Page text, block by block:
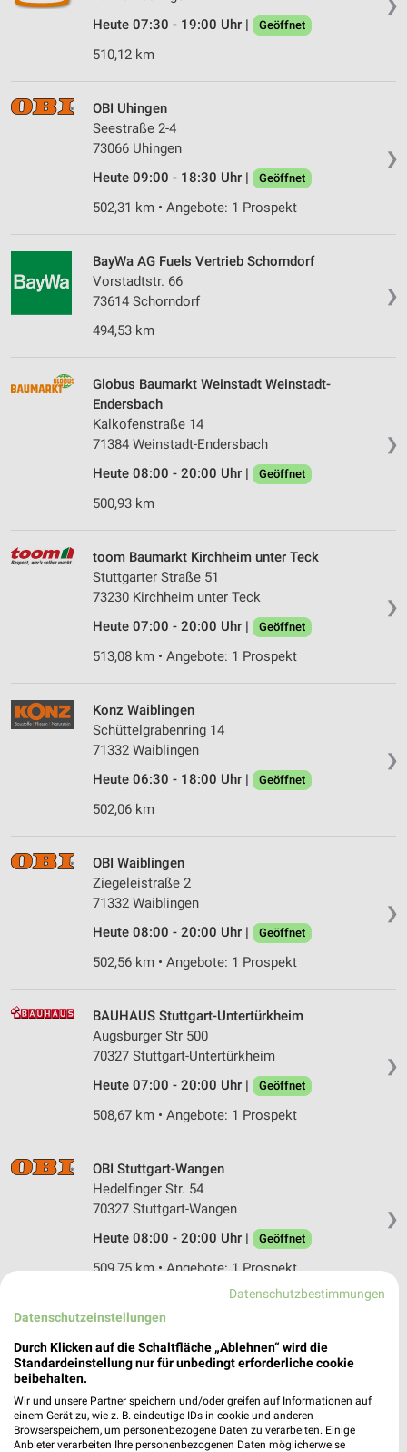
❯
Heute 07:30 - 19:00 Uhr |
Geöffnet
510,12 km
❯
OBI Uhingen
Seestraße 2-4
73066 Uhingen
Heute 09:00 - 18:30 Uhr |
Geöffnet
502,31 km • Angebote: 1 Prospekt
❯
BayWa AG Fuels Vertrieb Schorndorf
Vorstadtstr. 66
73614 Schorndorf
494,53 km
❯
Globus Baumarkt Weinstadt Weinstadt-
Endersbach
Kalkofenstraße 14
71384 Weinstadt-Endersbach
Heute 08:00 - 20:00 Uhr |
Geöffnet
500,93 km
❯
toom Baumarkt Kirchheim unter Teck
Stuttgarter Straße 51
73230 Kirchheim unter Teck
Heute 07:00 - 20:00 Uhr |
Geöffnet
513,08 km • Angebote: 1 Prospekt
❯
Konz Waiblingen
Schüttelgrabenring 14
71332 Waiblingen
Heute 06:30 - 18:00 Uhr |
Geöffnet
502,06 km
❯
OBI Waiblingen
Ziegeleistraße 2
71332 Waiblingen
Heute 08:00 - 20:00 Uhr |
Geöffnet
502,56 km • Angebote: 1 Prospekt
❯
BAUHAUS Stuttgart-Untertürkheim
Augsburger Str 500
70327 Stuttgart-Untertürkheim
Heute 07:00 - 20:00 Uhr |
Geöffnet
508,67 km • Angebote: 1 Prospekt
❯
OBI Stuttgart-Wangen
Hedelfinger Str. 54
70327 Stuttgart-Wangen
Heute 08:00 - 20:00 Uhr |
Geöffnet
509,75 km • Angebote: 1 Prospekt
OBI Winnenden
Friedrich-List-Str. 5
71364 Winnenden
494,49 km • Angebote: 1 Prospekt
Datenschutzbestimmungen
Datenschutzeinstellungen
Durch Klicken auf die Schaltfläche „Ablehnen“ wird die
Standardeinstellung nur für unbedingt erforderliche cookie
beibehalten.
Wir und unsere Partner speichern und/oder greifen auf Informationen auf
einem Gerät zu, wie z. B. eindeutige IDs in cookie und anderen
Browserspeichern, um personenbezogene Daten zu verarbeiten. Einige
Anbieter verarbeiten Ihre personenbezogenen Daten möglicherweise